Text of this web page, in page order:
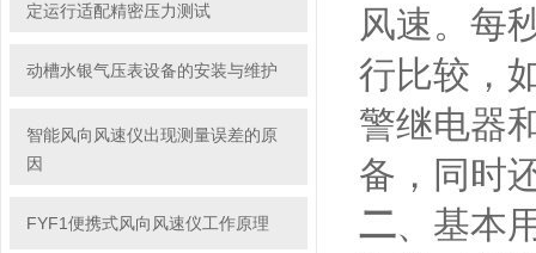
定运行适配精密压力测试
动槽水银气压表设备的安装与维护
智能风向风速仪出现测量误差的原
因
FYF1便携式风向风速仪工作原理
风速。每
行比较，
警继电器
备，同时
二、基本